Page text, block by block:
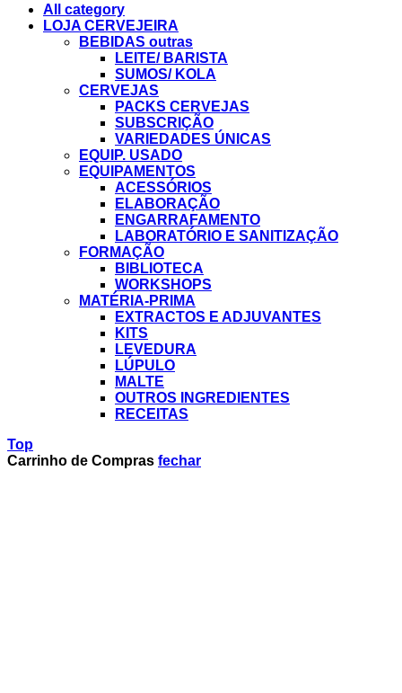
All category
LOJA CERVEJEIRA
BEBIDAS outras
LEITE/ BARISTA
SUMOS/ KOLA
CERVEJAS
PACKS CERVEJAS
SUBSCRIÇÃO
VARIEDADES ÚNICAS
EQUIP. USADO
EQUIPAMENTOS
ACESSÓRIOS
ELABORAÇÃO
ENGARRAFAMENTO
LABORATÓRIO E SANITIZAÇÃO
FORMAÇÃO
BIBLIOTECA
WORKSHOPS
MATÉRIA-PRIMA
EXTRACTOS E ADJUVANTES
KITS
LEVEDURA
LÚPULO
MALTE
OUTROS INGREDIENTES
RECEITAS
Top
Carrinho de Compras fechar